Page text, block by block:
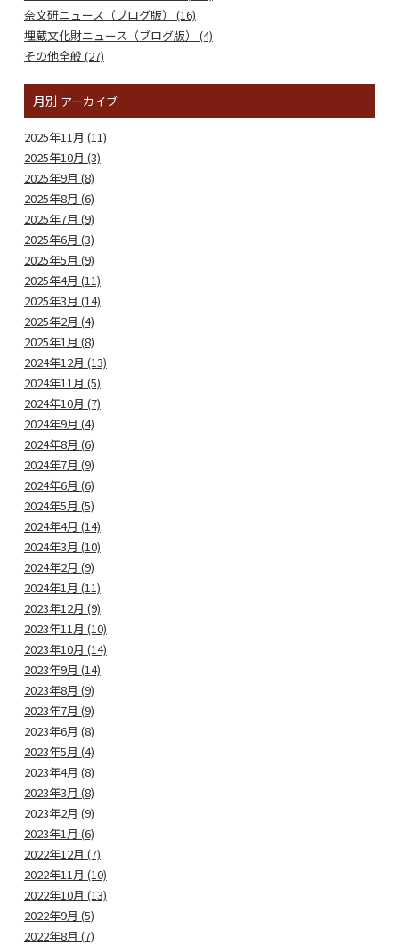
奈文研ニュース（ブログ版） (16)
埋蔵文化財ニュース（ブログ版） (4)
その他全般 (27)
月別 アーカイブ
2025年11月 (11)
2025年10月 (3)
2025年9月 (8)
2025年8月 (6)
2025年7月 (9)
2025年6月 (3)
2025年5月 (9)
2025年4月 (11)
2025年3月 (14)
2025年2月 (4)
2025年1月 (8)
2024年12月 (13)
2024年11月 (5)
2024年10月 (7)
2024年9月 (4)
2024年8月 (6)
2024年7月 (9)
2024年6月 (6)
2024年5月 (5)
2024年4月 (14)
2024年3月 (10)
2024年2月 (9)
2024年1月 (11)
2023年12月 (9)
2023年11月 (10)
2023年10月 (14)
2023年9月 (14)
2023年8月 (9)
2023年7月 (9)
2023年6月 (8)
2023年5月 (4)
2023年4月 (8)
2023年3月 (8)
2023年2月 (9)
2023年1月 (6)
2022年12月 (7)
2022年11月 (10)
2022年10月 (13)
2022年9月 (5)
2022年8月 (7)